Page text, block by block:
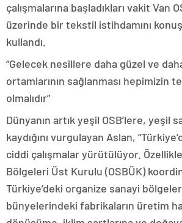
çalışmalarına başladıkları vakit Van
üzerinde bir tekstil istihdamını
kullandı.
“Gelecek nesillere daha güzel ve
ortamlarının sağlanması hepimizin
olmalıdır”
Dünyanın artık yeşil OSB’lere, yeşil
kaydığını vurgulayan Aslan,
ciddi çalışmalar yürütülüyor.
Bölgeleri Üst Kurulu (OSBÜK)
Türkiye’deki organize sanayi
bünyelerindeki fabrikaların üretim